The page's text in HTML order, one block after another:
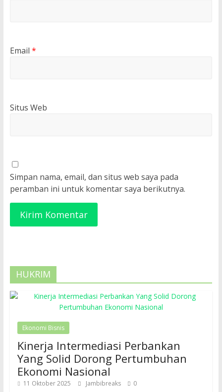
Email *
Situs Web
Simpan nama, email, dan situs web saya pada
peramban ini untuk komentar saya berikutnya.
HUKRIM
Ekonomi Bisnis
Kinerja Intermediasi Perbankan
Yang Solid Dorong Pertumbuhan
Ekonomi Nasional
11 Oktober 2025 Jambibreaks 0